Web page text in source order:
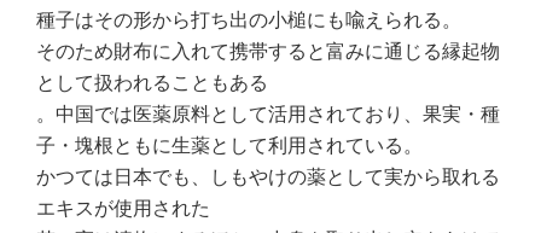
種子はその形から打ち出の小槌にも喩えられる。
そのため財布に入れて携帯すると富みに通じる縁起物
として扱われることもある
。中国では医薬原料として活用されており、果実・種
子・塊根ともに生薬として利用されている。
かつては日本でも、しもやけの薬として実から取れる
エキスが使用された